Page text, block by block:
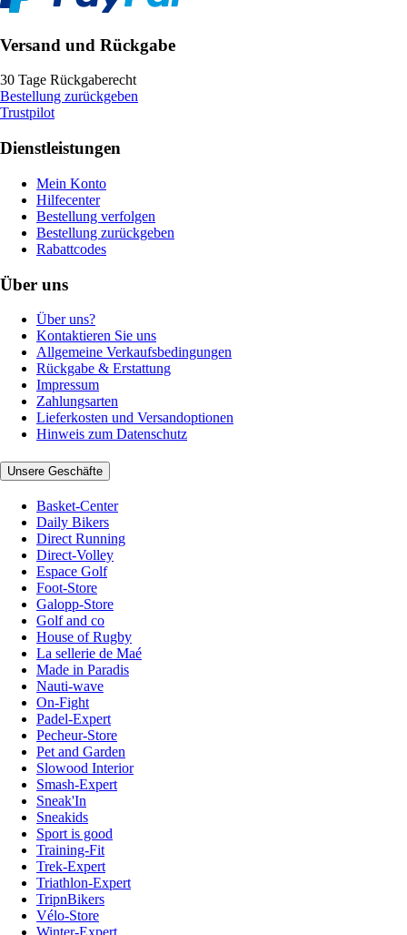
Versand und Rückgabe
30 Tage Rückgaberecht
Bestellung zurückgeben
Trustpilot
Dienstleistungen
Mein Konto
Hilfecenter
Bestellung verfolgen
Bestellung zurückgeben
Rabattcodes
Über uns
Über uns?
Kontaktieren Sie uns
Allgemeine Verkaufsbedingungen
Rückgabe & Erstattung
Impressum
Zahlungsarten
Lieferkosten und Versandoptionen
Hinweis zum Datenschutz
Unsere Geschäfte
Basket-Center
Daily Bikers
Direct Running
Direct-Volley
Espace Golf
Foot-Store
Galopp-Store
Golf and co
House of Rugby
La sellerie de Maé
Made in Paradis
Nauti-wave
On-Fight
Padel-Expert
Pecheur-Store
Pet and Garden
Slowood Interior
Smash-Expert
Sneak'In
Sneakids
Sport is good
Training-Fit
Trek-Expert
Triathlon-Expert
TripnBikers
Vélo-Store
Winter-Expert